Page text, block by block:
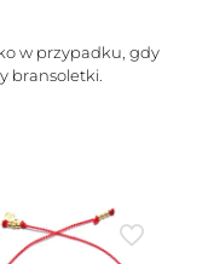
w przypadku, gdy
bransoletki.